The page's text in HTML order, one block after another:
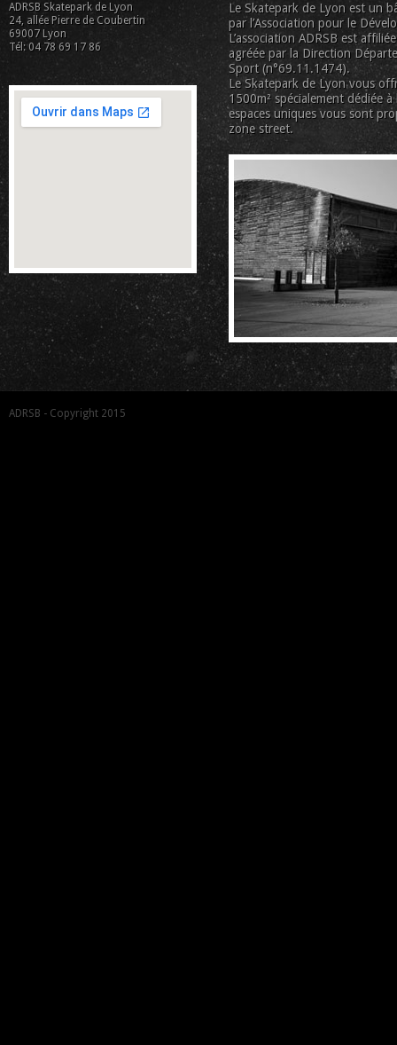
ADRSB Skatepark de Lyon
24, allée Pierre de Coubertin
69007 Lyon
Tél: 04 78 69 17 86
Le Skatepark de Lyon est un
par l’Association pour le
L’association ADRSB est
agréée par la Direction
Sport (n°69.11.1474).
Le Skatepark de Lyon vous
1500m² spécialement dédiée
espaces uniques vous sont
zone street.
ADRSB - Copyright 2015